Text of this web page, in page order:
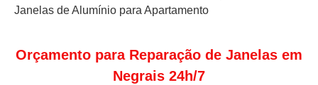
Janelas de Alumínio para Apartamento
Orçamento para Reparação de Janelas em
Negrais 24h/7